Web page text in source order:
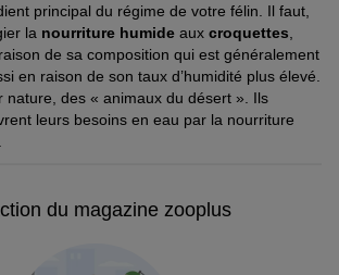
principal du régime de votre félin. Il faut,
la nourriture humide aux croquettes,
de sa composition qui est généralement
en raison de son taux d’humidité plus élevé.
nature, des « animaux du désert ». Ils
leurs besoins en eau par la nourriture
du magazine zooplus